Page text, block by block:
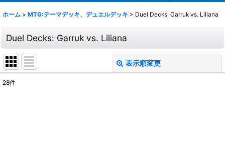
ホーム > MTG:テーマデッキ、デュエルデッキ > Duel Decks: Garruk vs. Liliana
Duel Decks: Garruk vs. Liliana
表示順変更
28件